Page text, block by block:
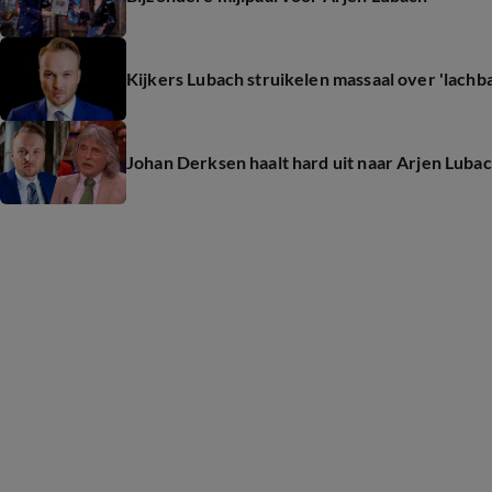
Kijkers Lubach struikelen massaal over
Johan Derksen haalt hard uit naar Arjen